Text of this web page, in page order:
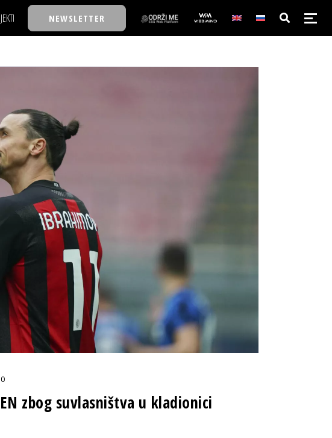
BACK TO OFFICE/SCHOOL
BMW BIZNIS LIGA
BIZLIFE WEEK
IZJAVA GODINE
NEWSLETTER
ISPOD 30
BIZBENDOVI
BIZNIS LIGA
WEEK
IZJAVA GODINE
0
zbog suvlasništva u kladionici